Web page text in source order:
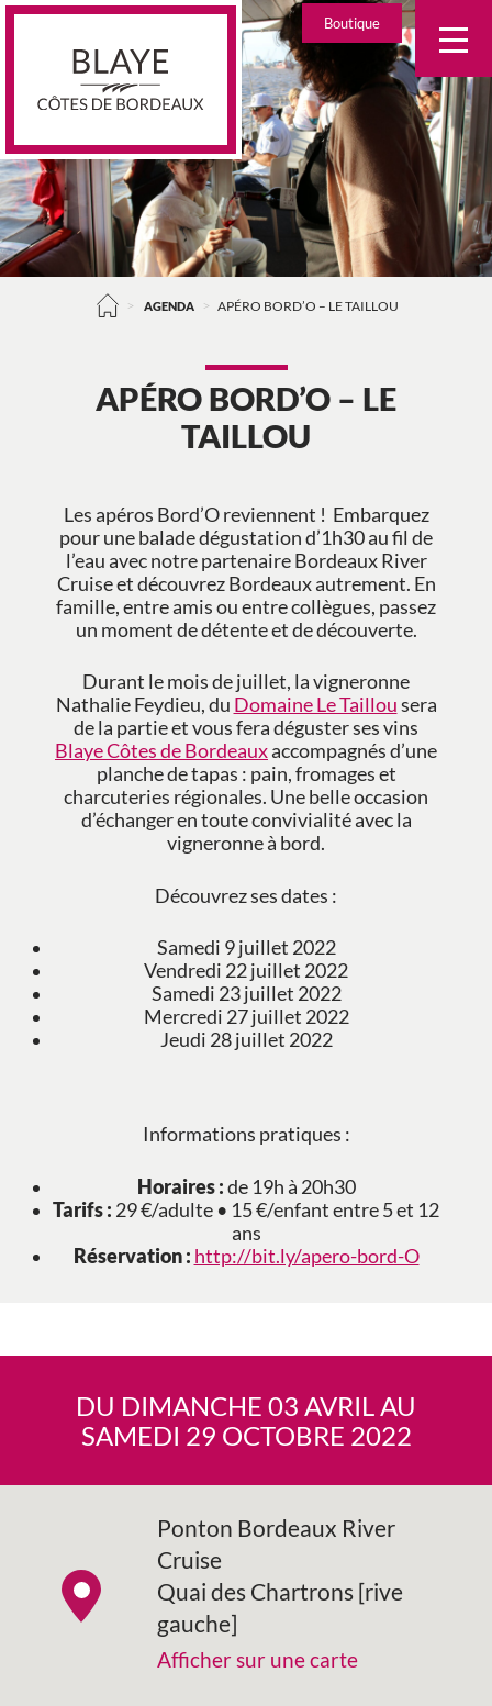
Skip
Boutique
> AGENDA > APÉRO BORD’O – LE TAILLOU
APÉRO BORD’O – LE
TAILLOU
Les apéros Bord’O reviennent ! Embarquez
pour une balade dégustation d’1h30 au fil de
l’eau avec notre partenaire Bordeaux River
Cruise et découvrez Bordeaux autrement. En
famille, entre amis ou entre collègues, passez
un moment de détente et de découverte.
Durant le mois de juillet, la vigneronne
Nathalie Feydieu, du Domaine Le Taillousera
de la partie et vous fera déguster ses vins
Blaye Côtes de Bordeauxaccompagnés d’une
planche de tapas : pain, fromages et
charcuteries régionales. Une belle occasion
d’échanger en toute convivialité avec la
vigneronne à bord.
Découvrez ses dates :
Samedi 9 juillet 2022
Vendredi 22 juillet 2022
Samedi 23 juillet 2022
Mercredi 27 juillet 2022
Jeudi 28 juillet 2022
Informations pratiques :
Horaires :de 19h à 20h30
Tarifs : 29 €/adulte • 15 €/enfant entre 5 et 12
ans
Réservation : http://bit.ly/apero-bord-O
DU DIMANCHE 03 AVRIL AU
SAMEDI 29 OCTOBRE 2022
Ponton Bordeaux River
Cruise
Quai des Chartrons [rive
gauche]
Afficher sur une carte